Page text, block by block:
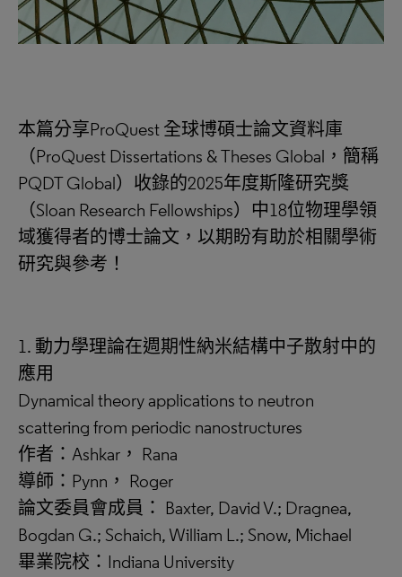
本篇分享ProQuest 全球博碩士論文資料庫
（ProQuest Dissertations & Theses Global，簡稱
PQDT Global）收錄的2025年度斯隆研究獎
（Sloan Research Fellowships）中18位物理學領
域獲得者的博士論文，以期盼有助於相關學術
研究與參考！
1. 動力學理論在週期性納米結構中子散射中的
應用
Dynamical theory applications to neutron
scattering from periodic nanostructures
作者：Ashkar， Rana
導師：Pynn， Roger
論文委員會成員： Baxter, David V.; Dragnea,
Bogdan G.; Schaich, William L.; Snow, Michael
畢業院校：Indiana University